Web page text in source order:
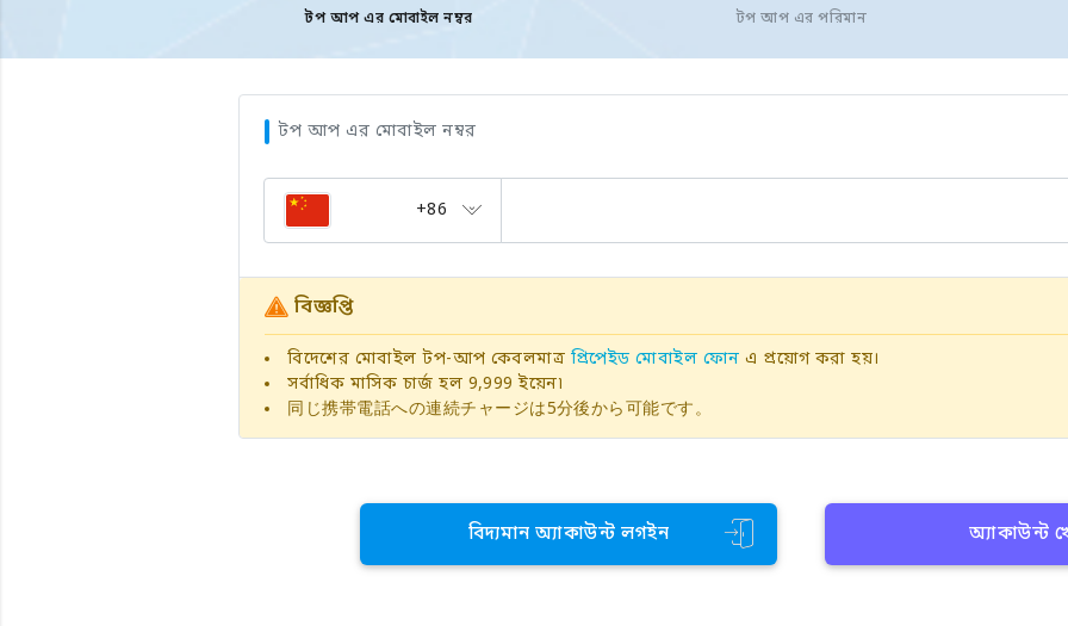
টপ আপ এর মোবাইল নম্বর
টপ আপ এর পরিমান
টপ আপ এর মোবাইল নম্বর
+86
বিজ্ঞপ্তি
বিদেশের মোবাইল টপ-আপ কেবলমাত্র প্রিপেইড মোবাইল ফোন এ প্রয়োগ করা হয়।
সর্বাধিক মাসিক চার্জ হল 9,999 ইয়েন৷
同じ携帯電話への連続チャージは5分後から可能です。
বিদ্যমান অ্যাকাউন্ট লগইন অ্যাকাউন্ট